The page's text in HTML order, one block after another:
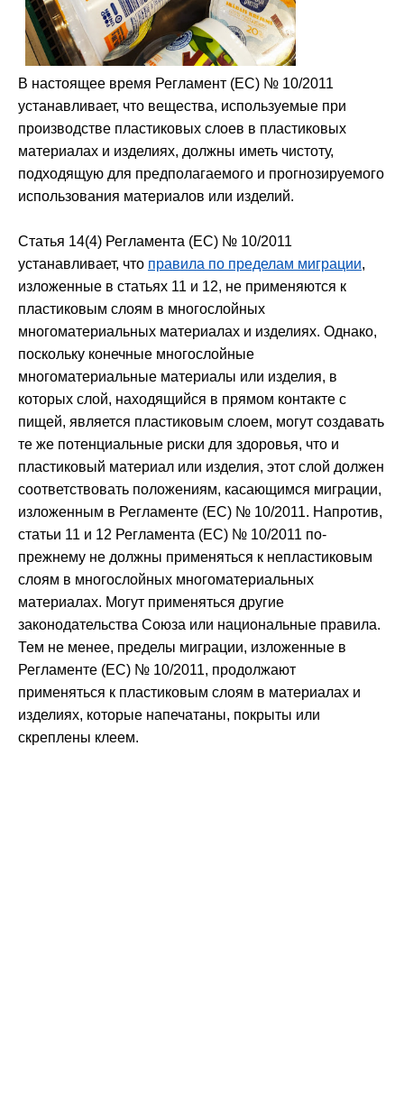
В настоящее время Регламент (ЕС) № 10/2011
устанавливает, что вещества, используемые при
производстве пластиковых слоев в пластиковых
материалах и изделиях, должны иметь чистоту,
подходящую для предполагаемого и прогнозируемого
использования материалов или изделий.
Статья 14(4) Регламента (ЕС) № 10/2011
устанавливает, что правила по пределам миграции,
изложенные в статьях 11 и 12, не применяются к
пластиковым слоям в многослойных
многоматериальных материалах и изделиях. Однако,
поскольку конечные многослойные
многоматериальные материалы или изделия, в
которых слой, находящийся в прямом контакте с
пищей, является пластиковым слоем, могут создавать
те же потенциальные риски для здоровья, что и
пластиковый материал или изделия, этот слой должен
соответствовать положениям, касающимся миграции,
изложенным в Регламенте (ЕС) № 10/2011. Напротив,
статьи 11 и 12 Регламента (ЕС) № 10/2011 по-
прежнему не должны применяться к непластиковым
слоям в многослойных многоматериальных
материалах. Могут применяться другие
законодательства Союза или национальные правила.
Тем не менее, пределы миграции, изложенные в
Регламенте (ЕС) № 10/2011, продолжают
применяться к пластиковым слоям в материалах и
изделиях, которые напечатаны, покрыты или
скреплены клеем.